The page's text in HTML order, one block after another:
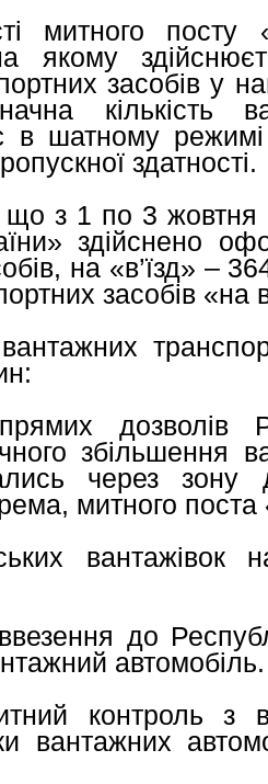
митного посту
якому
засобів у
кількість
в шатному
здатності.
що з 1 по 3 жовтня
здійснено
на «в’їзд» –
засобів «на
збільшення
через зону
митного поста
вантажівок
до
автомобіль.
контроль з
вантажних